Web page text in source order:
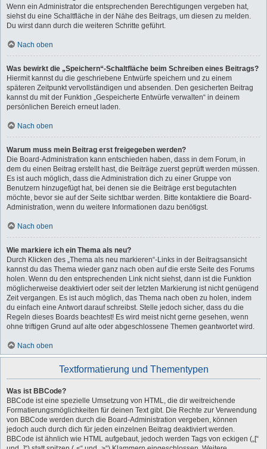
Wenn ein Administrator die entsprechenden Berechtigungen vergeben hat,
siehst du eine Schaltfläche in der Nähe des Beitrags, um diesen zu melden.
Du wirst dann durch die weiteren Schritte geführt.
Nach oben
Was bewirkt die „Speichern“-Schaltfläche beim Schreiben eines Beitrags?
Hiermit kannst du die geschriebene Entwürfe speichern und zu einem
späteren Zeitpunkt vervollständigen und absenden. Den gesicherten Beitrag
kannst du mit der Funktion „Gespeicherte Entwürfe verwalten“ in deinem
persönlichen Bereich erneut laden.
Nach oben
Warum muss mein Beitrag erst freigegeben werden?
Die Board-Administration kann entschieden haben, dass in dem Forum, in
dem du einen Beitrag erstellt hast, die Beiträge zuerst geprüft werden müssen.
Es ist auch möglich, dass die Administration dich zu einer Gruppe von
Benutzern hinzugefügt hat, bei denen sie die Beiträge erst begutachten
möchte, bevor sie auf der Seite sichtbar werden. Bitte kontaktiere die Board-
Administration, wenn du weitere Informationen dazu benötigst.
Nach oben
Wie markiere ich ein Thema als neu?
Durch Klicken des „Thema als neu markieren“-Links in der Beitragsansicht
kannst du das Thema wieder ganz nach oben auf die erste Seite des Forums
holen. Wenn du den entsprechenden Link nicht siehst, dann ist die Funktion
möglicherweise deaktiviert oder seit der letzten Markierung ist nicht genügend
Zeit vergangen. Es ist auch möglich, das Thema nach oben zu holen, indem
du einfach eine Antwort darauf schreibst. Stelle jedoch sicher, dass du die
Regeln dieses Boards beachtest! Es wird meist nicht gerne gesehen, wenn
ohne triftigen Grund auf alte oder abgeschlossene Themen geantwortet wird.
Nach oben
Textformatierung und Thementypen
Was ist BBCode?
BBCode ist eine spezielle Umsetzung von HTML, die dir weitreichende
Formatierungsmöglichkeiten für deinen Text gibt. Die Rechte zur Verwendung
von BBCode werden durch die Board-Administration vergeben, können
jedoch auch durch dich für jeden einzelnen Beitrag deaktiviert werden.
BBCode ist ähnlich wie HTML aufgebaut, jedoch werden Tags von eckigen („[“